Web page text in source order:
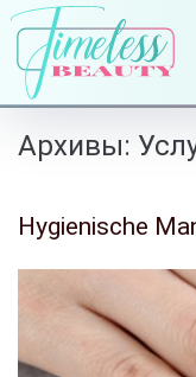
Архивы:
Hygienische